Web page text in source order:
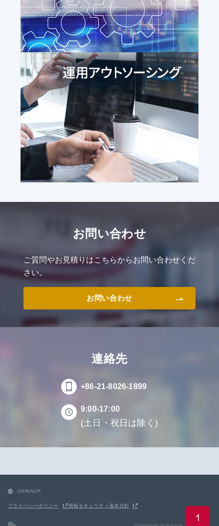
お問い合わせ
ご質問やお見積りはこちらからお問い合わせくだ
さい。
お問い合わせ
連絡先
+86-21-8026-1899
9:00-17:00
(土日・祝日は除く)
CHINA/JP
プライバシーポリシー 情報セキュリティ基本方針